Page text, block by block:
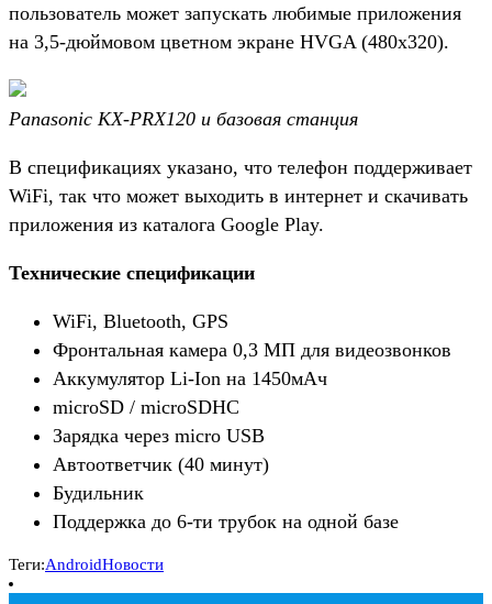
пользователь может запускать любимые приложения
на 3,5-дюймовом цветном экране HVGA (480x320).
Panasonic KX-PRX120 и базовая станция
В спецификациях указано, что телефон поддерживает
WiFi, так что может выходить в интернет и скачивать
приложения из каталога Google Play.
Технические спецификации
WiFi, Bluetooth, GPS
Фронтальная камера 0,3 МП для видеозвонков
Аккумулятор Li-Ion на 1450мАч
microSD / microSDHC
Зарядка через micro USB
Автоответчик (40 минут)
Будильник
Поддержка до 6-ти трубок на одной базе
Теги:AndroidНовости